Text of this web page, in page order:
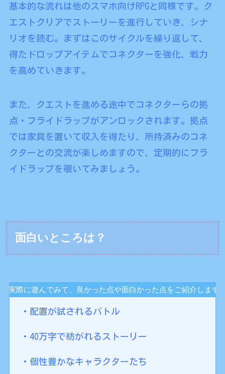
基本的な流れは他のスマホ向けRPGと同様です。ク
エストクリアでストーリーを進行していき、シナ
リオを読む。まずはこのサイクルを繰り返して、
得たドロップアイテムでコネクターを強化、戦力
を高めていきます。
また、クエストを進める途中でコネクターらの拠
点・フライドラップがアンロックされます。拠点
では家具を置いて収入を得たり、所持済みのコネ
クターとの交流が楽しめますので、定期的にフラ
イドラップを覗いてみましょう。
面白いところは？
実際に遊んでみて、良かった点や面白かった点をご紹介します
・配置が試されるバトル
・40万字で紡がれるストーリー
・個性豊かなキャラクターたち